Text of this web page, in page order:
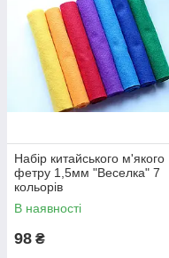
Набір китайського м'якого
фетру 1,5мм "Веселка" 7
кольорів
В наявності
98 ₴